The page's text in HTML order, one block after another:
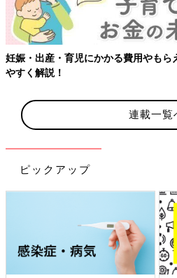
妊娠・出産・育児にかかる費用やもら
やすく解説！
連載一覧
ピックアップ